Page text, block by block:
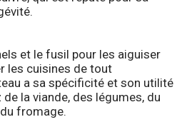
et le fusil pour les aiguiser
les cuisines de tout
a sa spécificité et son utilité
la viande, des légumes, du
fromage.